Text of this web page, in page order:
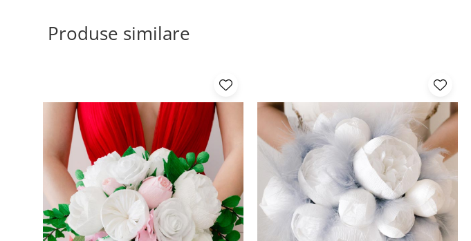
Produse similare